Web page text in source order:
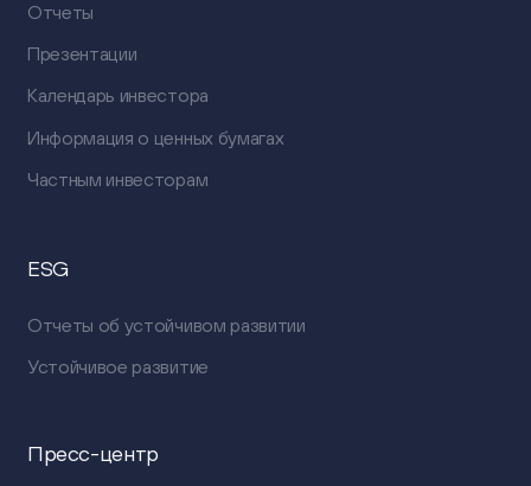
Отчеты
Презентации
Календарь инвестора
Информация о ценных бумагах
Частным инвесторам
ESG
Отчеты об устойчивом развитии
Устойчивое развитие
Пресс-центр